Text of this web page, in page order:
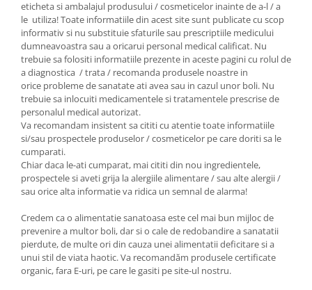
eticheta si ambalajul produsului / cosmeticelor inainte de a-l / a
le utiliza! Toate informatiile din acest site sunt publicate cu scop
informativ si nu substituie sfaturile sau prescriptiile medicului
dumneavoastra sau a oricarui personal medical calificat. Nu
trebuie sa folositi informatiile prezente in aceste pagini cu rolul de
a diagnostica / trata / recomanda produsele noastre in
orice probleme de sanatate ati avea sau in cazul unor boli. Nu
trebuie sa inlocuiti medicamentele si tratamentele prescrise de
personalul medical autorizat.
Va recomandam insistent sa cititi cu atentie toate informatiile
si/sau prospectele produselor / cosmeticelor pe care doriti sa le
cumparati.
Chiar daca le-ati cumparat, mai cititi din nou ingredientele,
prospectele si aveti grija la alergiile alimentare / sau alte alergii /
sau orice alta informatie va ridica un semnal de alarma!
Credem ca o alimentatie sanatoasa este cel mai bun mijloc de
prevenire a multor boli, dar si o cale de redobandire a sanatatii
pierdute, de multe ori din cauza unei alimentatii deficitare si a
unui stil de viata haotic. Va recomandăm produsele certificate
organic, fara E-uri, pe care le gasiti pe site-ul nostru.